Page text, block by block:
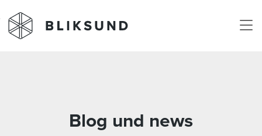
Skip to main content
Blog und news